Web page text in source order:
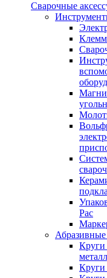
Сварочные
Pac
Абразивные
Круги
Круги